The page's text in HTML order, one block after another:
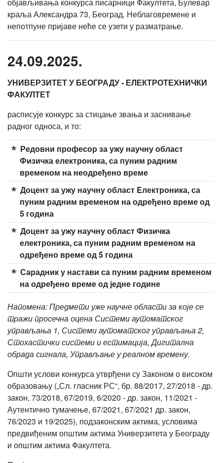
краља Александра 73, Београд. Неблаговремене и
непотпуне пријаве неће се узети у разматрање.
24.09.2025.
УНИВЕРЗИТЕТ У БЕОГРАДУ - ЕЛЕКТРОТЕХНИЧКИ
ФАКУЛТЕТ
расписује конкурс за стицање звања и заснивање
радног односа, и то:
Редовни професор за ужу научну област
Физичка електроника, са пуним радним
временом на неодређено време
Доцент за ужу научну област Eлектроника, са
пуним радним временом на одређено време од
5 година
Доцент за ужу научну област Физичка
електроника, са пуним радним временом на
одређено време од 5 година
Сарадник у настави са пуним радним временом
на одређено време од једне године
Напомена: Предмети уже научне области за које се
тражи просечна оцена Системи аутоматског
управљања 1, Системи аутоматског управљања 2,
Стохастички системи и естимација, Дигитална
обрада сигнала, Управљање у реалном времену.
Општи услови конкурса утврђени су Законом о високом
образовању („Сл. гласник РС“, бр. 88/2017, 27/2018 - др.
закон, 73/2018, 67/2019, 6/2020 - др. закон, 11/2021 -
Аутентично тумачење, 67/2021, 67/2021 др. закон,
76/2023 и 19/2025), подзаконским актима, условима
предвиђеним општим актима Универзитета у Београду
и општим актима Факултета.